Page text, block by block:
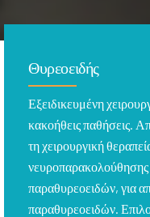
Θυρεοειδής
Εξειδικευμένη
κακοήθεις παθήσεις.
τη χειρουργική
παραθυρεοειδών, για
παραθυρεοειδών.